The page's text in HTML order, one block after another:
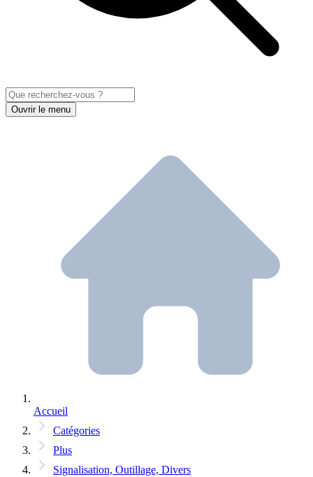
Ouvrir le menu
Accueil
Catégories
Plus
Signalisation, Outillage, Divers